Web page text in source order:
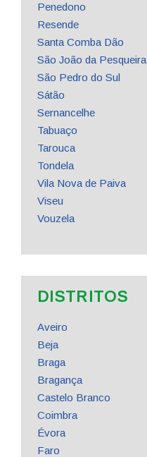
Penedono
Resende
Santa Comba Dão
São João da Pesqueira
São Pedro do Sul
Sátão
Sernancelhe
Tabuaço
Tarouca
Tondela
Vila Nova de Paiva
Viseu
Vouzela
DISTRITOS
Aveiro
Beja
Braga
Bragança
Castelo Branco
Coimbra
Évora
Faro